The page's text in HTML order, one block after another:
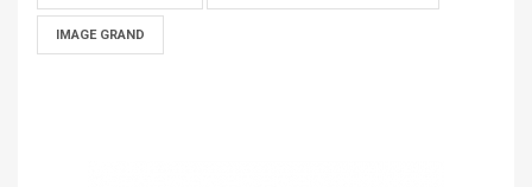
IMAGE GRAND